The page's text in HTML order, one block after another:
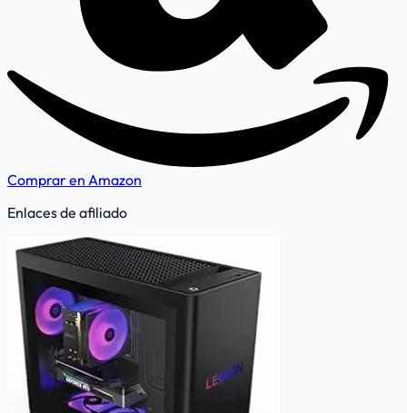
Comprar en Amazon
Enlaces de afiliado